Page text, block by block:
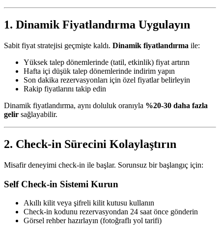
1. Dinamik Fiyatlandırma Uygulayın
Sabit fiyat stratejisi geçmişte kaldı. Dinamik fiyatlandırma ile:
Yüksek talep dönemlerinde (tatil, etkinlik) fiyat artırın
Hafta içi düşük talep dönemlerinde indirim yapın
Son dakika rezervasyonları için özel fiyatlar belirleyin
Rakip fiyatlarını takip edin
Dinamik fiyatlandırma, aynı doluluk oranıyla %20-30 daha fazla
gelir sağlayabilir.
2. Check-in Sürecini Kolaylaştırın
Misafir deneyimi check-in ile başlar. Sorunsuz bir başlangıç için:
Self Check-in Sistemi Kurun
Akıllı kilit veya şifreli kilit kutusu kullanın
Check-in kodunu rezervasyondan 24 saat önce gönderin
Görsel rehber hazırlayın (fotoğraflı yol tarifi)